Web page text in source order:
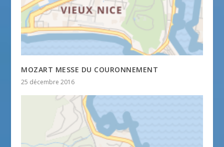
MOZART MESSE DU COURONNEMENT
25 décembre 2016